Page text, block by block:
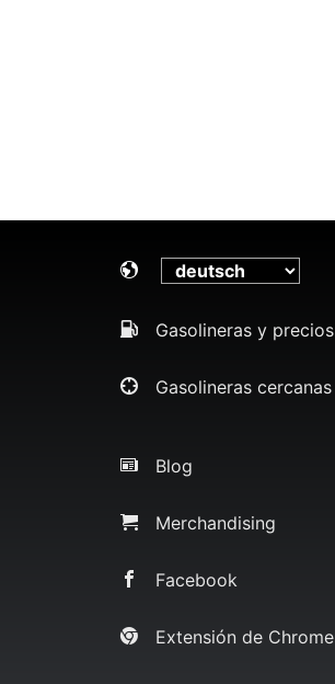
Gasolineras y precios
Gasolineras cercanas
Blog
Merchandising
Facebook
Extensión de Chrome